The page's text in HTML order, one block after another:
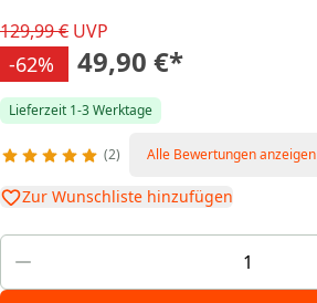
129,99 € UVP
-62% 49,90 €*
Lieferzeit 1-3 Werktage
2 Alle Bewertungen anzeigen
Zur Wunschliste hinzufügen